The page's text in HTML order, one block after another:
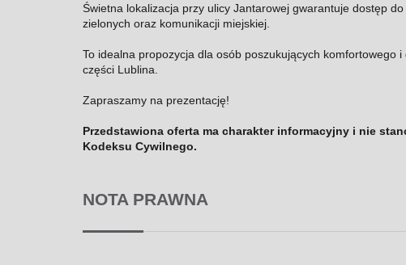
Świetna lokalizacja przy ulicy Jantarowej gwarantuje dostęp
zielonych oraz komunikacji miejskiej.
To idealna propozycja dla osób poszukujących komfortowego
części Lublina.
Zapraszamy na prezentację!
Przedstawiona oferta ma charakter informacyjny i nie
Kodeksu Cywilnego.
NOTA PRAWNA